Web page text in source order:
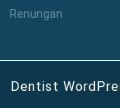
Renungan
Dentist